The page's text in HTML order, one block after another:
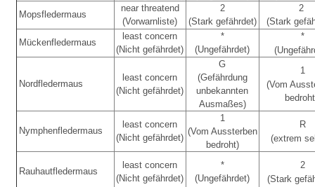
Mopsfledermaus
near threatend
(Vorwarnliste)
2
(Stark gefährdet)
2
(Stark
Mückenfledermaus
least concern
(Nicht gefährdet)
*
(Ungefährdet)
*
Nordfledermaus
least concern
(Nicht gefährdet)
G
(Gefährdung
unbekannten
Ausmaßes)
1
(Vom
Nymphenfledermaus
least concern
(Nicht gefährdet)
1
(Vom Aussterben
bedroht)
R
(extrem
Rauhautfledermaus
least concern
(Nicht gefährdet)
*
(Ungefährdet)
2
(Stark